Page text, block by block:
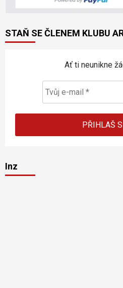
STAŇ SE ČLENEM KLUBU
Ať ti neunikne
Inz